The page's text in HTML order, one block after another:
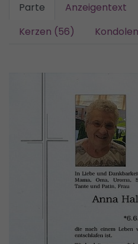
Parte Anzeigentext
Kerzen (56)